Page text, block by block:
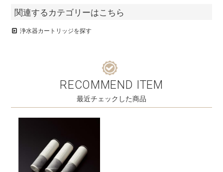
関連するカテゴリーはこちら
浄水器カートリッジを探す
RECOMMEND ITEM
最近チェックした商品